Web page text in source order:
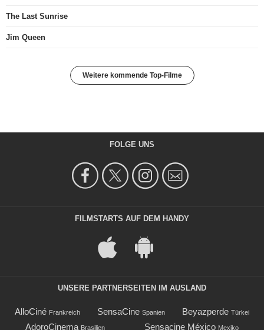
The Last Sunrise
Jim Queen
Weitere kommende Top-Filme
FOLGE UNS
FILMSTARTS AUF DEM HANDY
UNSERE PARTNERSEITEN IM AUSLAND
AlloCiné Frankreich SensaCine Spanien Beyazperde Türkei
AdoroCinema Brasilien Sensacine México Mexiko